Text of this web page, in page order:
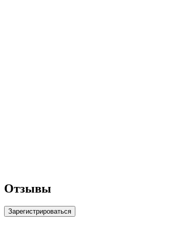
Отзывы
Зарегистрироваться